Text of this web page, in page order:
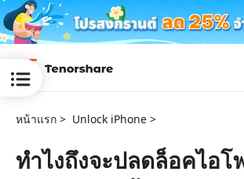
หน้าแรก > Unlock iPhone >
ทำไงถึงจะปลดล็อคไอ